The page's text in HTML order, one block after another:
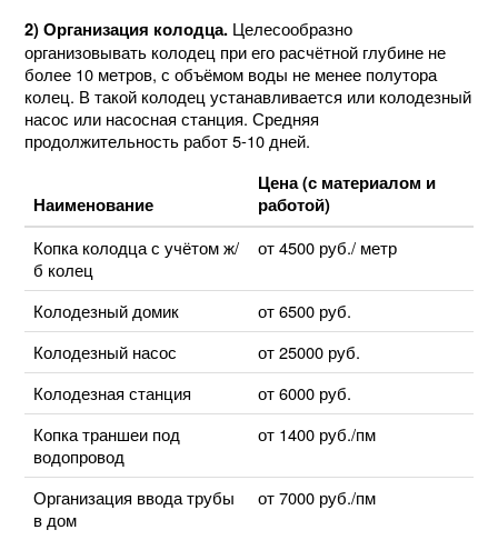
2) Организация колодца.Целесообразно
организовывать колодец при его расчётной глубине не
более 10 метров, с объёмом воды не менее полутора
колец. В такой колодец устанавливается или колодезный
насос или насосная станция. Средняя
продолжительность работ 5-10 дней.
Наименование
Цена (с материалом и
работой)
Копка колодца с учётом ж/
б колец
от 4500 руб./ метр
Колодезный домик
от 6500 руб.
Колодезный насос
от 25000 руб.
Колодезная станция
от 6000 руб.
Копка траншеи под
водопровод
от 1400 руб./пм
Организация ввода трубы
в дом
от 7000 руб./пм